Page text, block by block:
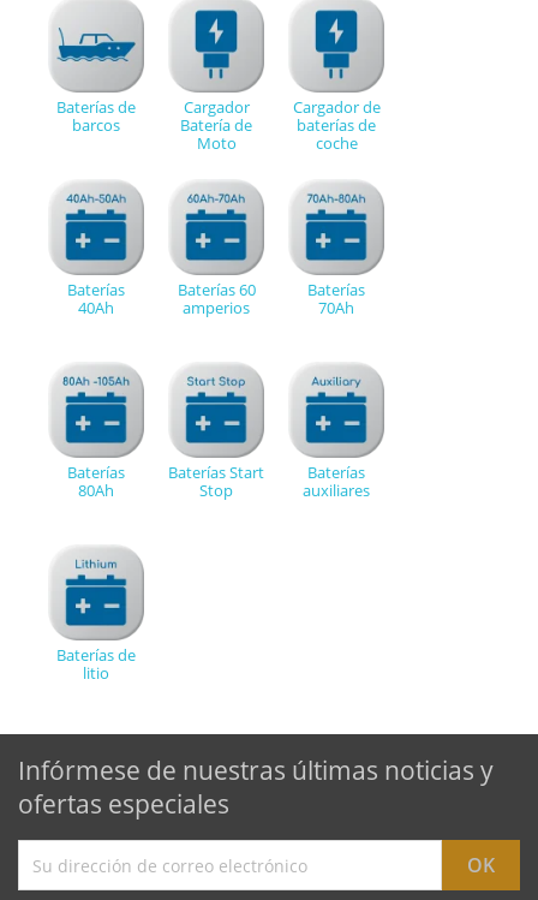
Baterías de
barcos
Cargador
Batería de
Moto
Cargador de
baterías de
coche
Baterías
40Ah
Baterías 60
amperios
Baterías
70Ah
Baterías
80Ah
Baterías Start
Stop
Baterías
auxiliares
Baterías de
litio
Infórmese de nuestras últimas noticias y
ofertas especiales